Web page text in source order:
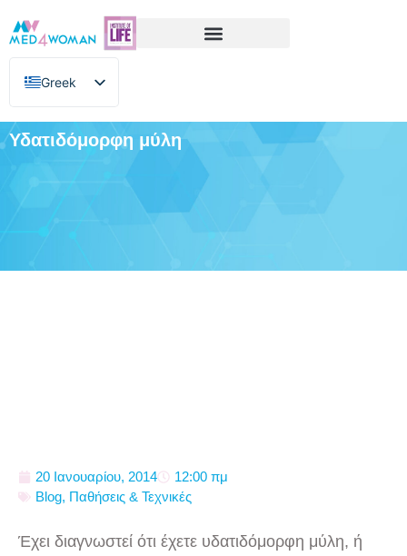
Greek
English
Υδατιδόμορφη μύλη
20 Ιανουαρίου, 2014
12:00 πμ
Blog, Παθήσεις & Τεχνικές
Έχει διαγνωστεί ότι έχετε υδατιδόμορφη μύλη, ή